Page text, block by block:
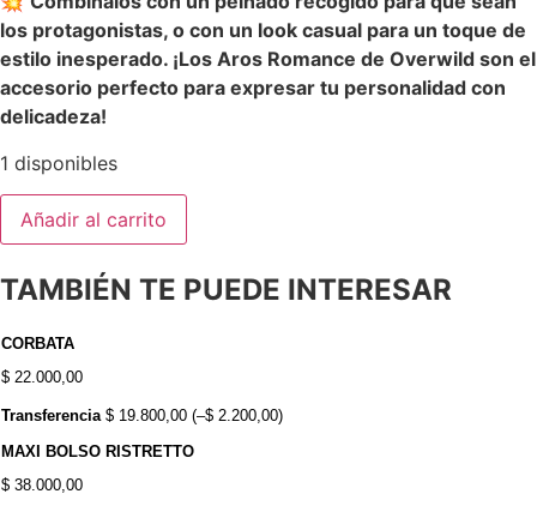
los protagonistas, o con un look casual para un toque de
estilo inesperado. ¡Los Aros Romance de Overwild son el
accesorio perfecto para expresar tu personalidad con
delicadeza!
1 disponibles
Añadir al carrito
TAMBIÉN TE PUEDE INTERESAR
CORBATA
$ 22.000,00
Transferencia $ 19.800,00 (–$ 2.200,00)
MAXI BOLSO RISTRETTO
$ 38.000,00